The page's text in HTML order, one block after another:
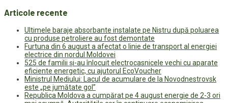
Articole recente
Ultimele baraje absorbante instalate pe Nistru după poluarea
cu produse petroliere au fost demontate
Furtuna din 6 august a afectat o linie de transport al energiei
electrice din nordul Moldovei
525 de familii și-au înlocuit electrocasnicele vechi cu aparate
eficiente energetic, cu ajutorul EcoVoucher
Ministrul Mediului: Lacul de acumulare de la Novodnestrovsk
este „pe jumătate gol”
Republica Moldova a cumpărat pe 4 august energie de 2-3 ori